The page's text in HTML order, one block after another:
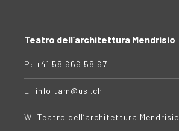
Teatro dell’architettura Mendrisio
P: +41 58 666 58 67
E: info.tam@usi.ch
W: Teatro dell’architettura Mendrisio